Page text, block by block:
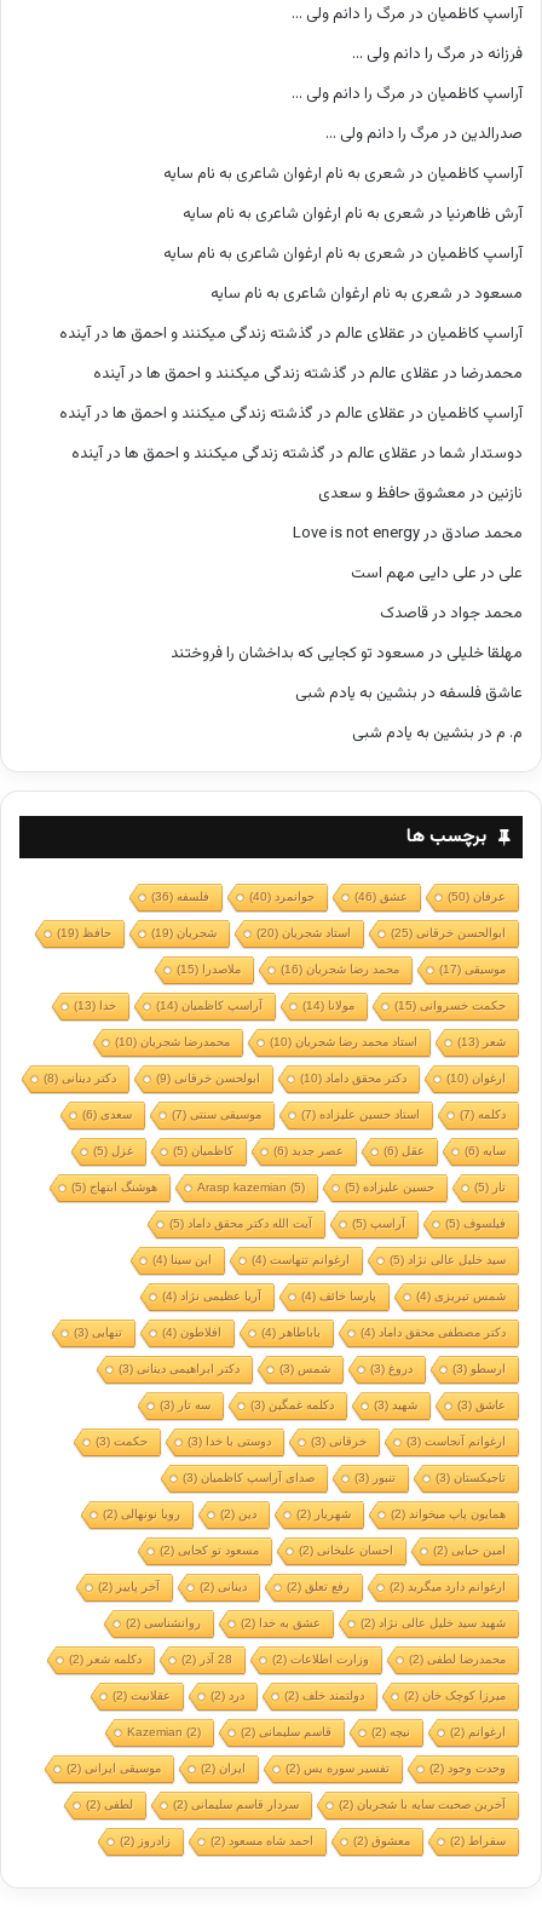
آراسپ کاظمیان در مرگ را دانم ولی …
فرزانه در مرگ را دانم ولی …
آراسپ کاظمیان در مرگ را دانم ولی …
صدرالدین در مرگ را دانم ولی …
آراسپ کاظمیان در شعری به نام ارغوان شاعری به نام سایه
آرش ظاهرنیا در شعری به نام ارغوان شاعری به نام سایه
آراسپ کاظمیان در شعری به نام ارغوان شاعری به نام سایه
مسعود در شعری به نام ارغوان شاعری به نام سایه
آراسپ کاظمیان در عقلای عالم در گذشته زندگی میکنند و احمق ها در آینده
محمدرضا در عقلای عالم در گذشته زندگی میکنند و احمق ها در آینده
آراسپ کاظمیان در عقلای عالم در گذشته زندگی میکنند و احمق ها در آینده
دوستدار شما در عقلای عالم در گذشته زندگی میکنند و احمق ها در آینده
نازنین در معشوق حافظ و سعدی
محمد صادق در Love is not energy
علی در علی دایی مهم است
محمد جواد در قاصدک
مهلقا خلیلی در مسعود تو کجایی که بداخشان را فروختند
عاشق فلسفه در بنشین به یادم شبی
م. م در بنشین به یادم شبی
برچسب ها
عرفان(50) عشق (46) جوانمرد (40) فلسفه(36)
ابوالحسن خرقانی(25) استاد شجریان(20) شجریان(19) حافظ (19)
موسیقی(17) محمد رضا شجریان(16) ملاصدرا (15)
حکمت خسروانی(15) مولانا (14) آراسپ کاظمیان(14) خدا (13)
شعر (13) استاد محمد رضا شجریان(10) محمدرضا شجریان(10)
ارغوان(10) دکتر محقق داماد (10) ابولحسن خرقانی(9) دکتر دینانی(8)
دکلمه(7) استاد حسین علیزاده(7) موسیقی سنتی(7) سعدی(6)
سایه(6) عقل (6) عصر جدید (6) کاظمیان(5) غزل (5)
تار (5) حسین علیزاده(5)
Arasp kazemian (5) هوشنگ ابتهاج(5)
فیلسوف(5) آراسپ(5) آیت الله دکتر محقق داماد (5)
سید خلیل عالی نژاد (5) ارغوانم تنهاست(4) ابن سینا (4)
شمس تبریزی(4) پارسا خائف(4) آریا عظیمی نژاد (4)
دکتر مصطفی محقق داماد (4) باباطاهر (4) افلاطون(4) تنهایی(3)
ارسطو (3) دروغ (3) شمس (3) دکتر ابراهیمی دینانی(3)
عاشق (3) شهید (3) دکلمه غمگین (3) سه تار (3)
ارغوانم آنجاست(3) خرقانی(3) دوستی با خدا (3) حکمت(3)
تاجیکستان(3) تنبور (3) صدای آراسپ کاظمیان(3)
همایون پاپ میخواند (2) شهریار (2) دین (2) رویا نونهالی(2)
امین حیایی(2) احسان علیخانی(2) مسعود تو کجایی(2)
ارغوانم دارد میگرید (2) رفع تعلق (2) دینانی(2) آخر پاییز (2)
شهید سید خلیل عالی نژاد (2) عشق به خدا (2) روانشناسی(2)
محمدرضا لطفی(2) وزارت اطلاعات(2) 28 آذر (2) دکلمه شعر (2)
میرزا کوچک خان(2) دولتمند خلف(2) درد (2) عقلانیت(2)
ارغوانم (2) نیچه(2) قاسم سلیمانی(2)
Kazemian (2)
وحدت وجود (2) تفسیر سوره یس (2) ایران(2) موسیقی ایرانی(2)
آخرین صحبت سایه با شجریان(2) سردار قاسم سلیمانی(2) لطفی(2)
سقراط (2) معشوق(2) احمد شاه مسعود (2) زادروز (2)